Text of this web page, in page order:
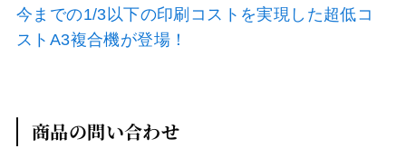
今までの1/3以下の印刷コストを実現した超低コ
ストA3複合機が登場！
商品の問い合わせ